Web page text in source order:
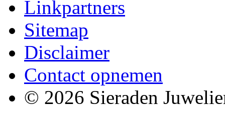
Linkpartners
Sitemap
Disclaimer
Contact opnemen
© 2026 Sieraden